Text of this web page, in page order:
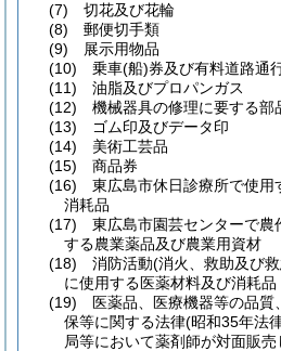
(7)
切花及び花輪
(8)
郵便切手類
(9)
展示用物品
(10)
乗車(船)券及び有料道路通
(11)
油脂及びプロパンガス
(12)
機械器具の修理に要する部
(13)
ゴム印及びデータ印
(14)
美術工芸品
(15)
商品券
(16)
東広島市休日診療所で使用
消耗品
(17)
東広島市園芸センターで農
する農業薬品及び農業用資材
(18)
消防活動(消火、救助及び
に使用する医薬材料及び消耗品
(19)
医薬品、医療機器等の品
保等に関する法律(昭和35年法
局等において薬剤師が対面販